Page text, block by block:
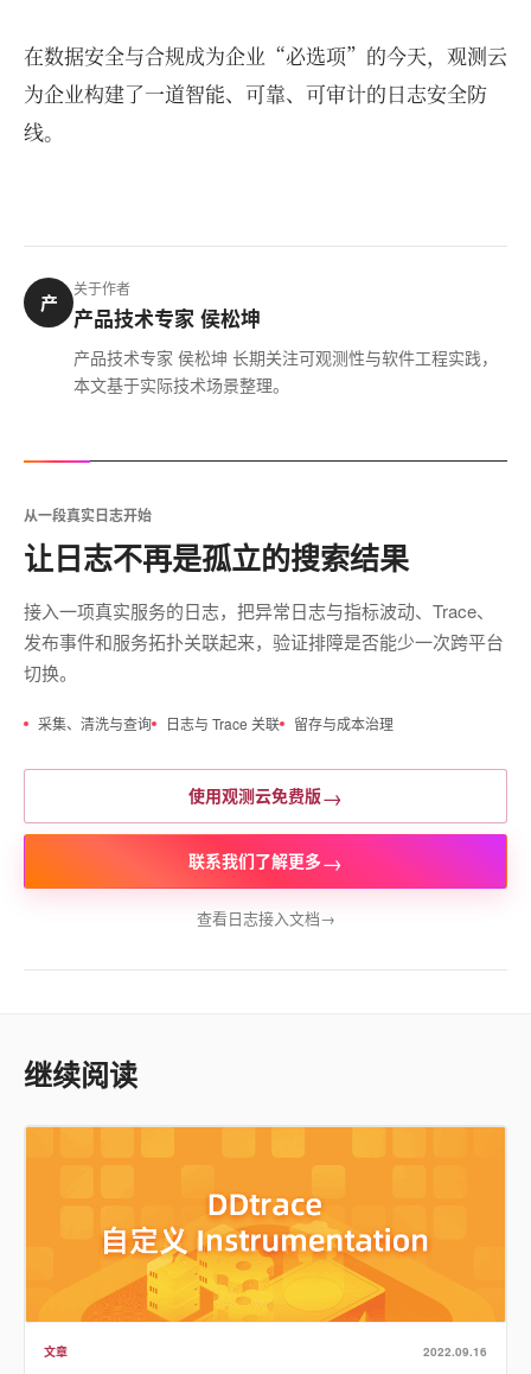
在数据安全与合规成为企业“必选项”的今天，观测云
为企业构建了一道智能、可靠、可审计的日志安全防
线。
产
关于作者
产品技术专家 侯松坤
产品技术专家 侯松坤 长期关注可观测性与软件工程实践，
本文基于实际技术场景整理。
从一段真实日志开始
让日志不再是孤立的搜索结果
接入一项真实服务的日志，把异常日志与指标波动、Trace、
发布事件和服务拓扑关联起来，验证排障是否能少一次跨平台
切换。
采集、清洗与查询 日志与 Trace 关联 留存与成本治理
使用观测云免费版→
联系我们了解更多→
查看日志接入文档→
继续阅读
文章 2022.09.16